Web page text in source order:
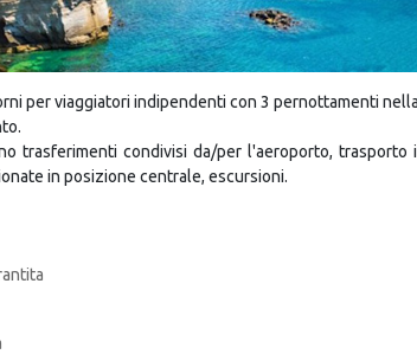
per viaggiatori indipendenti con 3 pernottamenti
trasferimenti condivisi da/per l'aeroporto,